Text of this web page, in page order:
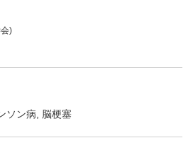
)
ソン病 脳梗塞